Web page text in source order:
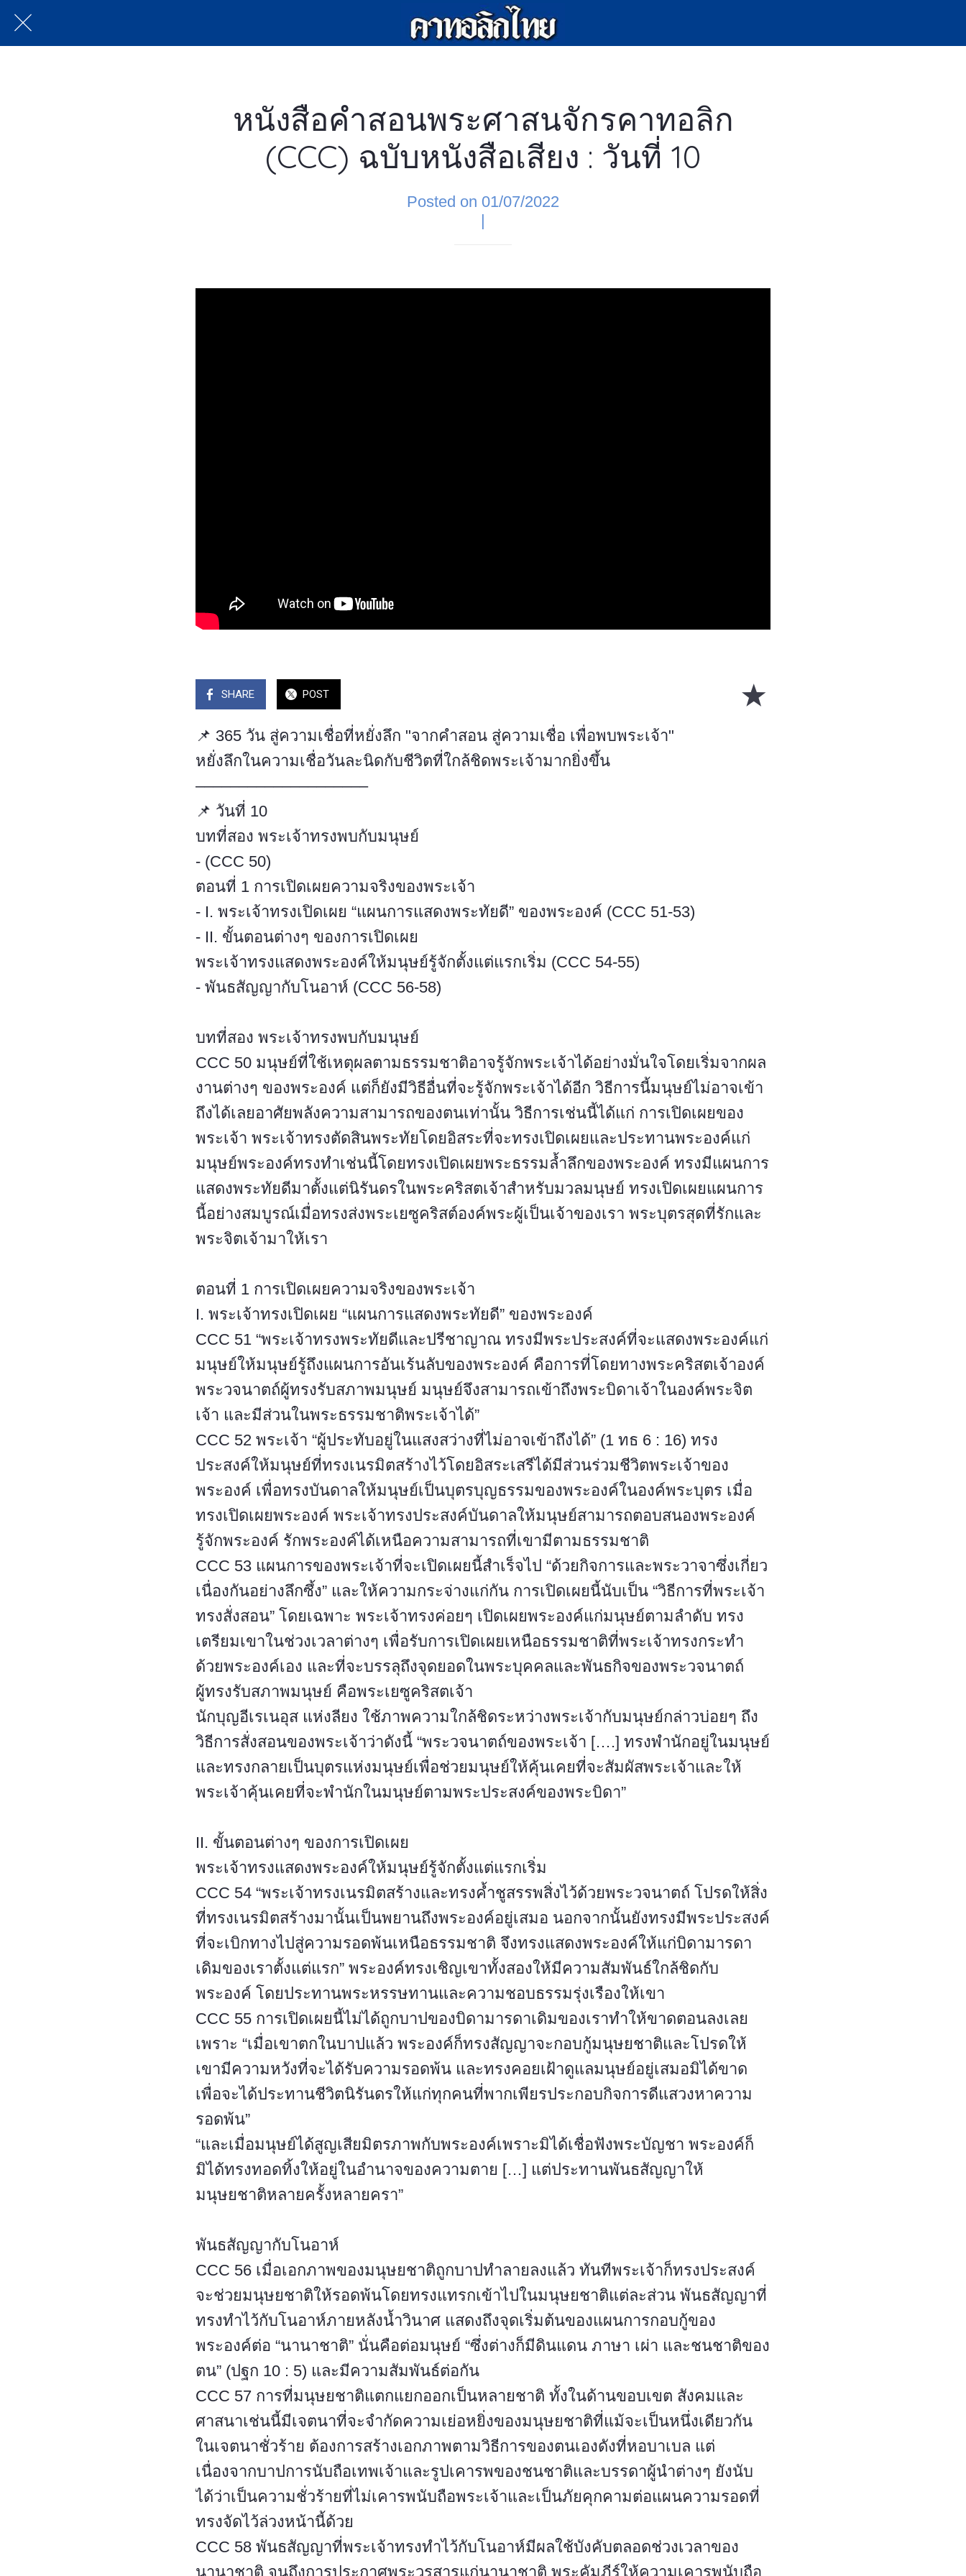
หนังสือคำสอนพระศาสนจักรคาทอลิก
(CCC) ฉบับหนังสือเสียง : วันที่ 10
Posted on 01/07/2022
SHARE POST
📌 365 วัน สู่ความเชื่อที่หยั่งลึก "จากคำสอน สู่ความเชื่อ เพื่อพบพระเจ้า"
หยั่งลึกในความเชื่อวันละนิดกับชีวิตที่ใกล้ชิดพระเจ้ามากยิ่งขึ้น
––––––––––––––––––––
📌 วันที่ 10
บทที่สอง พระเจ้าทรงพบกับมนุษย์
- (CCC 50)
ตอนที่ 1 การเปิดเผยความจริงของพระเจ้า
- I. พระเจ้าทรงเปิดเผย “แผนการแสดงพระทัยดี” ของพระองค์ (CCC 51-53)
- II. ขั้นตอนต่างๆ ของการเปิดเผย
พระเจ้าทรงแสดงพระองค์ให้มนุษย์รู้จักตั้งแต่แรกเริ่ม (CCC 54-55)
- พันธสัญญากับโนอาห์ (CCC 56-58)
บทที่สอง พระเจ้าทรงพบกับมนุษย์
CCC 50 มนุษย์ที่ใช้เหตุผลตามธรรมชาติอาจรู้จักพระเจ้าได้อย่างมั่นใจโดยเริ่มจากผล
งานต่างๆ ของพระองค์ แต่ก็ยังมีวิธีอื่นที่จะรู้จักพระเจ้าได้อีก วิธีการนี้มนุษย์ไม่อาจเข้า
ถึงได้เลยอาศัยพลังความสามารถของตนเท่านั้น วิธีการเช่นนี้ได้แก่ การเปิดเผยของ
พระเจ้า พระเจ้าทรงตัดสินพระทัยโดยอิสระที่จะทรงเปิดเผยและประทานพระองค์แก่
มนุษย์พระองค์ทรงทำเช่นนี้โดยทรงเปิดเผยพระธรรมล้ำลึกของพระองค์ ทรงมีแผนการ
แสดงพระทัยดีมาตั้งแต่นิรันดรในพระคริสตเจ้าสำหรับมวลมนุษย์ ทรงเปิดเผยแผนการ
นี้อย่างสมบูรณ์เมื่อทรงส่งพระเยซูคริสต์องค์พระผู้เป็นเจ้าของเรา พระบุตรสุดที่รักและ
พระจิตเจ้ามาให้เรา
ตอนที่ 1 การเปิดเผยความจริงของพระเจ้า
I. พระเจ้าทรงเปิดเผย “แผนการแสดงพระทัยดี” ของพระองค์
CCC 51 “พระเจ้าทรงพระทัยดีและปรีชาญาณ ทรงมีพระประสงค์ที่จะแสดงพระองค์แก่
มนุษย์ให้มนุษย์รู้ถึงแผนการอันเร้นลับของพระองค์ คือการที่โดยทางพระคริสตเจ้าองค์
พระวจนาตถ์ผู้ทรงรับสภาพมนุษย์ มนุษย์จึงสามารถเข้าถึงพระบิดาเจ้าในองค์พระจิต
เจ้า และมีส่วนในพระธรรมชาติพระเจ้าได้”
CCC 52 พระเจ้า “ผู้ประทับอยู่ในแสงสว่างที่ไม่อาจเข้าถึงได้” (1 ทธ 6 : 16) ทรง
ประสงค์ให้มนุษย์ที่ทรงเนรมิตสร้างไว้โดยอิสระเสรีได้มีส่วนร่วมชีวิตพระเจ้าของ
พระองค์ เพื่อทรงบันดาลให้มนุษย์เป็นบุตรบุญธรรมของพระองค์ในองค์พระบุตร เมื่อ
ทรงเปิดเผยพระองค์ พระเจ้าทรงประสงค์บันดาลให้มนุษย์สามารถตอบสนองพระองค์
รู้จักพระองค์ รักพระองค์ได้เหนือความสามารถที่เขามีตามธรรมชาติ
CCC 53 แผนการของพระเจ้าที่จะเปิดเผยนี้สำเร็จไป “ด้วยกิจการและพระวาจาซึ่งเกี่ยว
เนื่องกันอย่างลึกซึ้ง” และให้ความกระจ่างแก่กัน การเปิดเผยนี้นับเป็น “วิธีการที่พระเจ้า
ทรงสั่งสอน” โดยเฉพาะ พระเจ้าทรงค่อยๆ เปิดเผยพระองค์แก่มนุษย์ตามลำดับ ทรง
เตรียมเขาในช่วงเวลาต่างๆ เพื่อรับการเปิดเผยเหนือธรรมชาติที่พระเจ้าทรงกระทำ
ด้วยพระองค์เอง และที่จะบรรลุถึงจุดยอดในพระบุคคลและพันธกิจของพระวจนาตถ์
ผู้ทรงรับสภาพมนุษย์ คือพระเยซูคริสตเจ้า
นักบุญอีเรเนอุส แห่งลียง ใช้ภาพความใกล้ชิดระหว่างพระเจ้ากับมนุษย์กล่าวบ่อยๆ ถึง
วิธีการสั่งสอนของพระเจ้าว่าดังนี้ “พระวจนาตถ์ของพระเจ้า [….] ทรงพำนักอยู่ในมนุษย์
และทรงกลายเป็นบุตรแห่งมนุษย์เพื่อช่วยมนุษย์ให้คุ้นเคยที่จะสัมผัสพระเจ้าและให้
พระเจ้าคุ้นเคยที่จะพำนักในมนุษย์ตามพระประสงค์ของพระบิดา”
II. ขั้นตอนต่างๆ ของการเปิดเผย
พระเจ้าทรงแสดงพระองค์ให้มนุษย์รู้จักตั้งแต่แรกเริ่ม
CCC 54 “พระเจ้าทรงเนรมิตสร้างและทรงค้ำชูสรรพสิ่งไว้ด้วยพระวจนาตถ์ โปรดให้สิ่ง
ที่ทรงเนรมิตสร้างมานั้นเป็นพยานถึงพระองค์อยู่เสมอ นอกจากนั้นยังทรงมีพระประสงค์
ที่จะเบิกทางไปสู่ความรอดพ้นเหนือธรรมชาติ จึงทรงแสดงพระองค์ให้แก่บิดามารดา
เดิมของเราตั้งแต่แรก” พระองค์ทรงเชิญเขาทั้งสองให้มีความสัมพันธ์ใกล้ชิดกับ
พระองค์ โดยประทานพระหรรษทานและความชอบธรรมรุ่งเรืองให้เขา
CCC 55 การเปิดเผยนี้ไม่ได้ถูกบาปของบิดามารดาเดิมของเราทำให้ขาดตอนลงเลย
เพราะ “เมื่อเขาตกในบาปแล้ว พระองค์ก็ทรงสัญญาจะกอบกู้มนุษยชาติและโปรดให้
เขามีความหวังที่จะได้รับความรอดพ้น และทรงคอยเฝ้าดูแลมนุษย์อยู่เสมอมิได้ขาด
เพื่อจะได้ประทานชีวิตนิรันดรให้แก่ทุกคนที่พากเพียรประกอบกิจการดีแสวงหาความ
รอดพ้น”
“และเมื่อมนุษย์ได้สูญเสียมิตรภาพกับพระองค์เพราะมิได้เชื่อฟังพระบัญชา พระองค์ก็
มิได้ทรงทอดทิ้งให้อยู่ในอำนาจของความตาย […] แต่ประทานพันธสัญญาให้
มนุษยชาติหลายครั้งหลายครา”
พันธสัญญากับโนอาห์
CCC 56 เมื่อเอกภาพของมนุษยชาติถูกบาปทำลายลงแล้ว ทันทีพระเจ้าก็ทรงประสงค์
จะช่วยมนุษยชาติให้รอดพ้นโดยทรงแทรกเข้าไปในมนุษยชาติแต่ละส่วน พันธสัญญาที่
ทรงทำไว้กับโนอาห์ภายหลังน้ำวินาศ แสดงถึงจุดเริ่มต้นของแผนการกอบกู้ของ
พระองค์ต่อ “นานาชาติ” นั่นคือต่อมนุษย์ “ซึ่งต่างก็มีดินแดน ภาษา เผ่า และชนชาติของ
ตน” (ปฐก 10 : 5) และมีความสัมพันธ์ต่อกัน
CCC 57 การที่มนุษยชาติแตกแยกออกเป็นหลายชาติ ทั้งในด้านขอบเขต สังคมและ
ศาสนาเช่นนี้มีเจตนาที่จะจำกัดความเย่อหยิ่งของมนุษยชาติที่แม้จะเป็นหนึ่งเดียวกัน
ในเจตนาชั่วร้าย ต้องการสร้างเอกภาพตามวิธีการของตนเองดังที่หอบาเบล แต่
เนื่องจากบาปการนับถือเทพเจ้าและรูปเคารพของชนชาติและบรรดาผู้นำต่างๆ ยังนับ
ได้ว่าเป็นความชั่วร้ายที่ไม่เคารพนับถือพระเจ้าและเป็นภัยคุกคามต่อแผนความรอดที่
ทรงจัดไว้ล่วงหน้านี้ด้วย
CCC 58 พันธสัญญาที่พระเจ้าทรงทำไว้กับโนอาห์มีผลใช้บังคับตลอดช่วงเวลาของ
นานาชาติ จนถึงการประกาศพระวรสารแก่นานาชาติ พระคัมภีร์ให้ความเคารพนับถือ